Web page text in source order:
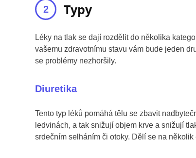
Typy
Léky na tlak se dají rozdělit do několika
vašemu zdravotnímu stavu vám bude jeden
se problémy nezhoršily.
Diuretika
Tento typ léků pomáhá tělu se zbavit
ledvinách, a tak snižují objem krve a snižují
srdečním selháním či otoky. Dělí se na